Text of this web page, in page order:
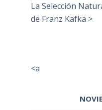
La Selección
de Franz Kafka >
<a